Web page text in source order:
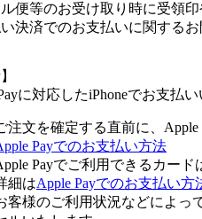
便等のお受け取り時に受領印
決済でのお支払いに関するお
に対応したiPhoneでお支払い
注文を確定する直前に、
Payでのお支払い方法
Payでご利用できるカード
細はApple Payでのお支払い方
客様のご利用状況などによっ